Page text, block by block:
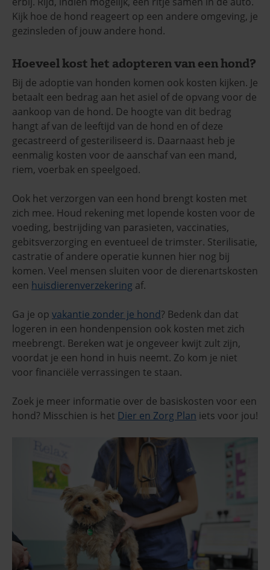
Kijk hoe de hond reageert op een andere omgeving, je
gezinsleden of jouw andere hond.
Hoeveel kost het adopteren van een hond?
Bij de adoptie van honden komen ook kosten kijken. Je
betaalt een bedrag aan het asiel of de opvang voor de
aankoop van de hond. De hoogte van dit bedrag
hangt af van de leeftijd van de hond en of deze
gecastreerd of gesteriliseerd is. Daarnaast heb je
eenmalig kosten voor de aanschaf van een mand,
riem, voerbak en speelgoed.
Ook het verzorgen van een hond brengt kosten met
zich mee. Houd rekening met lopende kosten voor de
voeding, bestrijding van parasieten, vaccinaties,
gebitsverzorging en eventueel de trimster. Sterilisatie,
castratie of andere operatie kunnen hier nog bij
komen. Veel mensen sluiten voor de dierenartskosten
een huisdierenverzekering af.
Ga je op vakantie zonder je hond? Bedenk dan dat
logeren in een hondenpension ook kosten met zich
meebrengt. Bereken wat je ongeveer kwijt zult zijn,
voordat je een hond in huis neemt. Zo kom je niet
voor financiële verrassingen te staan.
Zoek je meer informatie over de basiskosten voor een
hond? Misschien is het Dier en Zorg Plan iets voor jou!